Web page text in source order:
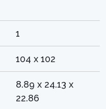
1
104 x 102
8.89 x 24.13 x
22.86